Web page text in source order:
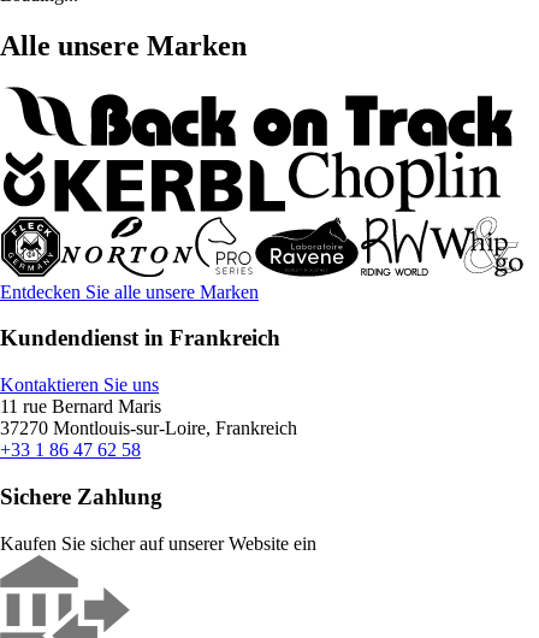
Alle unsere Marken
Entdecken Sie alle unsere Marken
Kundendienst in Frankreich
Kontaktieren Sie uns
11 rue Bernard Maris
37270 Montlouis-sur-Loire, Frankreich
+33 1 86 47 62 58
Sichere Zahlung
Kaufen Sie sicher auf unserer Website ein